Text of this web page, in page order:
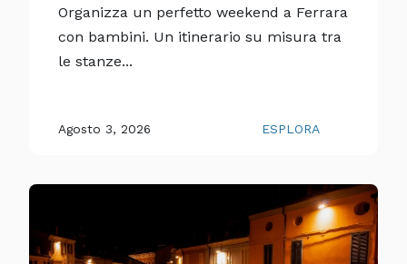
Organizza un perfetto weekend a Ferrara
con bambini. Un itinerario su misura tra
le stanze...
Agosto 3, 2026 ESPLORA